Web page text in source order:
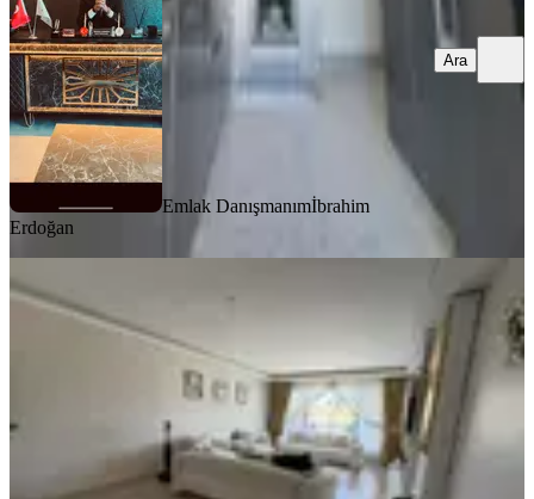
Emlak Danışmanımİbrahim
Erdoğan
Ara
%2
Etimesgut Ayyıldızda 4+1 Satılık
Etimesgut, Ayyıldız Mahallesi
·190 m² 7. Kat ·15.07.2026
10.500.000 ₺10.930.000 ₺